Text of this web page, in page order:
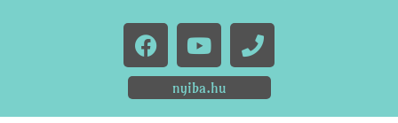
nyiba.hu